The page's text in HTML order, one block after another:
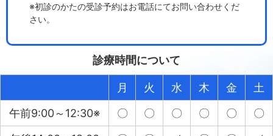
※初診のかたの受診予約はお電話にてお問い合わせくだ
さい。
診療時間について
月 火 水 木 金
土
午前9:00～12:30※
〇 〇 〇 〇 〇
〇